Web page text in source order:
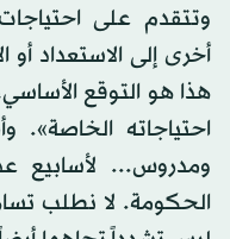
وتتقدم على
أخرى إلى الاستعداد أو
هذا هو التوقع
احتياجاته
ومدروس... لأسابيع
الحكومة. لا نطلب